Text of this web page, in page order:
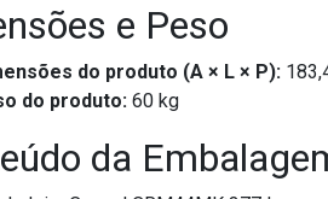
e Peso
do produto (A × L × P):
do produto: 60 kg
da